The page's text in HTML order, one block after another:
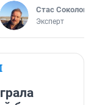
Стас Соколов
Эксперт